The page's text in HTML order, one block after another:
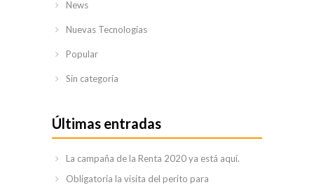
News
Nuevas Tecnologias
Popular
Sin categoría
Últimas entradas
La campaña de la Renta 2020 ya está aquí.
Obligatoria la visita del perito para
hecho
de bienes
pensiones
compartida